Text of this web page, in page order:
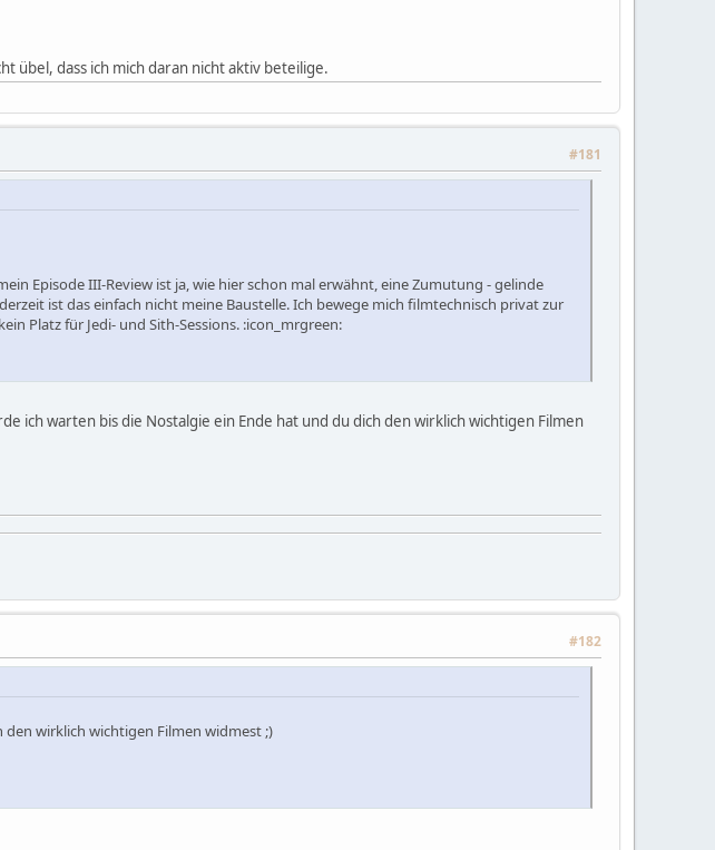
übel, dass ich mich daran nicht aktiv beteilige.
#181
Episode III-Review ist ja, wie hier schon mal erwähnt, eine Zumutung - gelinde
ist das einfach nicht meine Baustelle. Ich bewege mich filmtechnisch privat zur
Platz für Jedi- und Sith-Sessions. :icon_mrgreen:
ich warten bis die Nostalgie ein Ende hat und du dich den wirklich wichtigen Filmen
#182
den wirklich wichtigen Filmen widmest ;)